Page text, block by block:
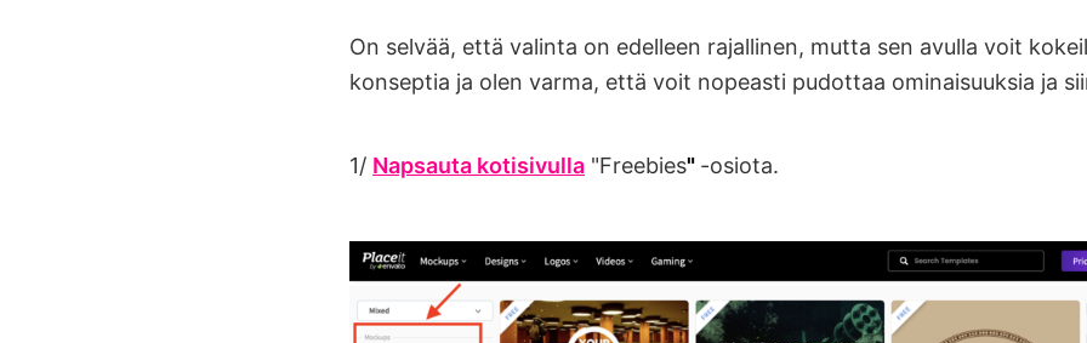
On selvää, että valinta on edelleen rajallinen, mutta sen avulla voit
konseptia ja olen varma, että voit nopeasti pudottaa ominaisuuksia ja
1/ Napsauta kotisivulla "Freebies" -osiota.